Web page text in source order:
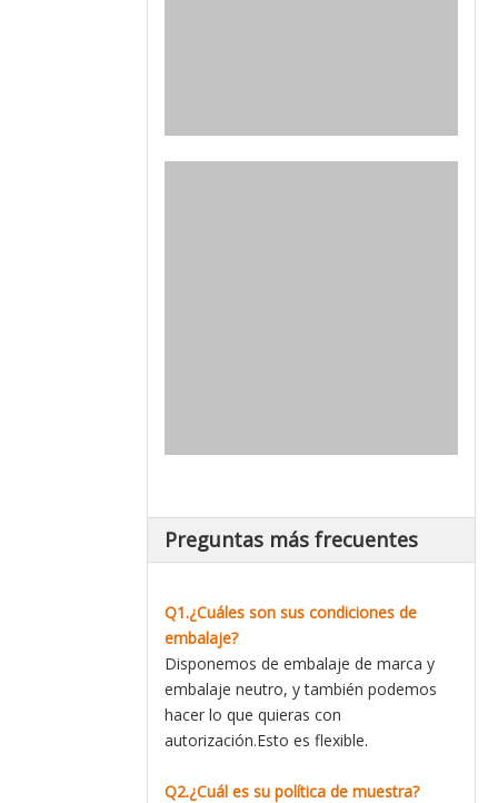
Preguntas más frecuentes
Q1.¿Cuáles son sus condiciones de
embalaje?
Disponemos de embalaje de marca y
embalaje neutro, y también podemos
hacer lo que quieras con
autorización.Esto es flexible.
Q2.¿Cuál es su política de muestra?